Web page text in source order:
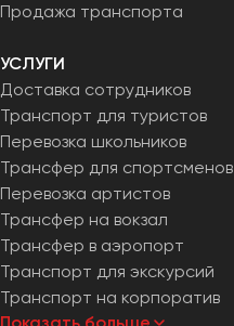
Продажа транспорта
УСЛУГИ
Доставка сотрудников
Транспорт для туристов
Перевозка школьников
Трансфер для спортсменов
Перевозка артистов
Трансфер на вокзал
Трансфер в аэропорт
Транспорт для экскурсий
Транспорт на корпоратив